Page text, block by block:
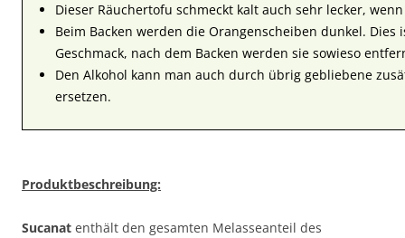
Dieser Räuchertofu schmeckt kalt auch sehr lecker,
Beim Backen werden die Orangenscheiben dunkel. Dies
Geschmack, nach dem Backen werden sie sowieso
Den Alkohol kann man auch durch übrig gebliebene
ersetzen.
Produktbeschreibung:
Sucanat enthält den gesamten Melasseanteil des